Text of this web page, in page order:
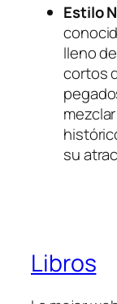
Estilo
lleno
cortos
su
Libros